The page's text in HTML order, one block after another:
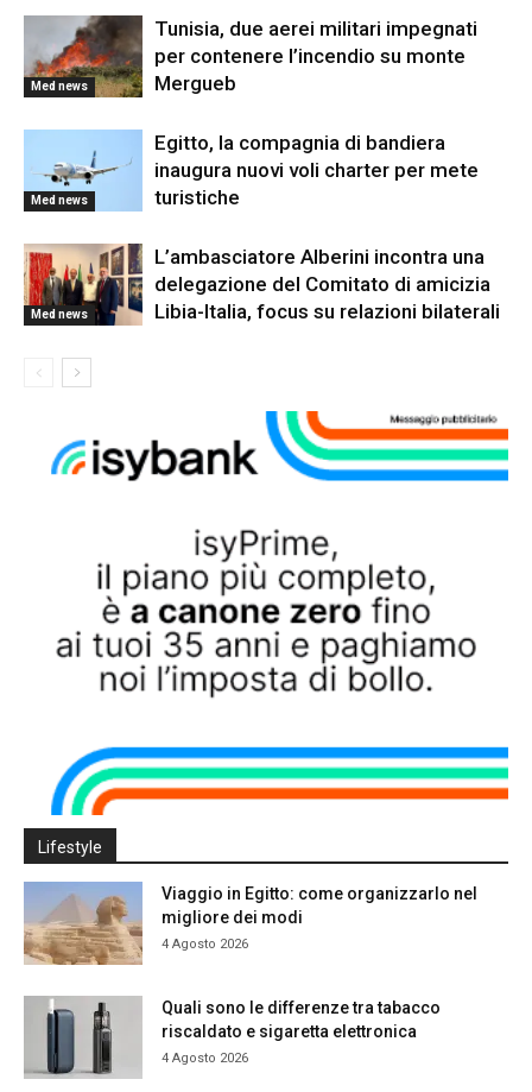
Med news
Tunisia, due aerei militari impegnati
per contenere l’incendio su monte
Mergueb
Med news
Egitto, la compagnia di bandiera
inaugura nuovi voli charter per mete
turistiche
Med news
L’ambasciatore Alberini incontra una
delegazione del Comitato di amicizia
Libia-Italia, focus su relazioni bilaterali
Lifestyle
Viaggio in Egitto: come organizzarlo nel
migliore dei modi
4 Agosto 2026
Quali sono le differenze tra tabacco
riscaldato e sigaretta elettronica
4 Agosto 2026